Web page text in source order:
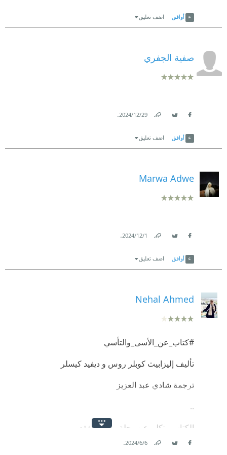
أوافق اضف تعليق
صفية الجفري
29‏/12‏/2024
.
أوافق اضف تعليق
Marwa Adwe
1‏/12‏/2024
.
أوافق اضف تعليق
Nehal Ahmed
#كتاب_عن_الأسى_والتأسي
تأليف إليزابيث كوبلر روس و ديفيد كيسلر
ترجمة شادي عبد العزيز
..
الكتاب بيتكلم عن رحلة ما بعد الفقد
6‏/6‏/2024
.